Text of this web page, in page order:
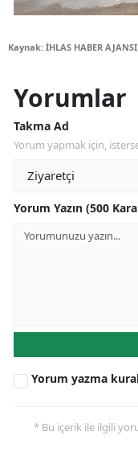
Kaynak: İHLAS HABER AJANSI
Yorumlar
Takma Ad
Yorum yapmak için,
Yorum Yazın (500
Yorum yazma
* Bu içerik ile ilgili